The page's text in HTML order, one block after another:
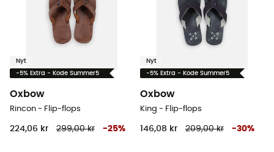
Nyt
-5% Extra - Kode Summer5
Oxbow
Rincon - Flip-flops
224,06 kr 299,00 kr -25%
Nyt
-5% Extra - Kode Summer5
Oxbow
King - Flip-flops
146,08 kr 209,00 kr -30%